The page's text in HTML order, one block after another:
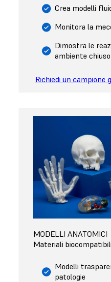
Crea modelli
Monitora la
Dimostra le
ambiente chiuso
Richiedi un campione
MODELLI ANATOMICI
Materiali biocompatibili
Modelli
patologie